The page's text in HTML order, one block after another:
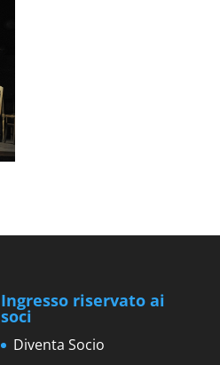
Ingresso riservato ai
soci
Diventa Socio